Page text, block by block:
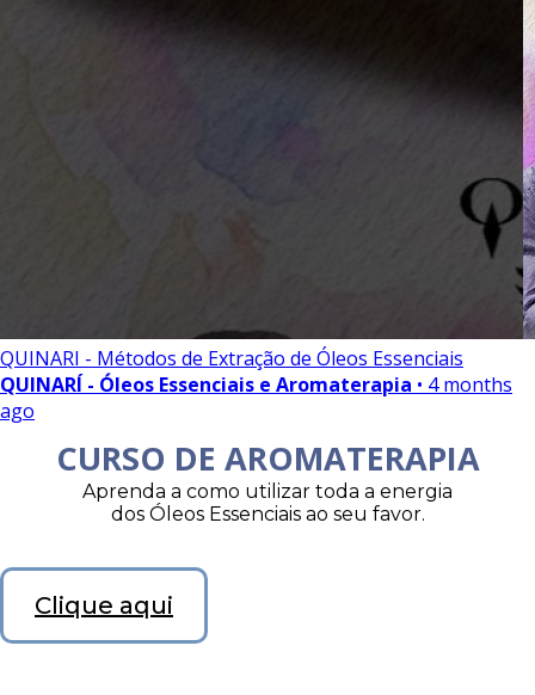
QUINARI - Métodos de Extração de Óleos Essenciais
QUINARÍ - Óleos Essenciais e Aromaterapia • 4 months
ago
CURSO DE AROMATERAPIA
Aprenda a como utilizar toda a energia
dos Óleos Essenciais ao seu favor.
Clique aqui